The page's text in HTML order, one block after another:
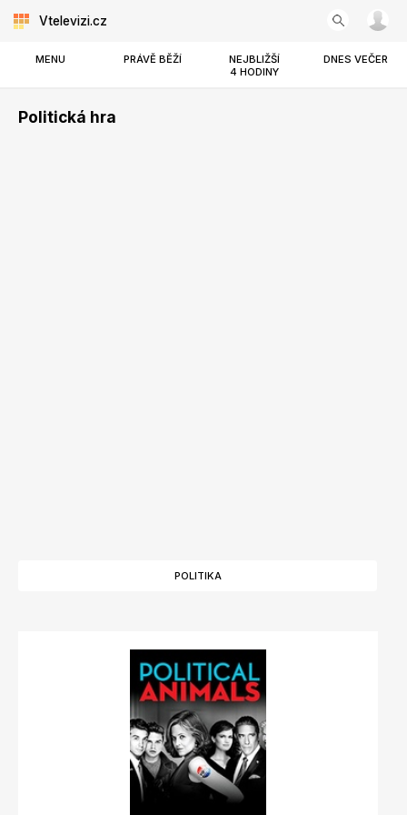
Vtelevizi.cz
MENU PRÁVĚ BĚŽÍ
NEJBLIŽŠÍ
4 HODINY
DNES VEČER
Politická hra
POLITIKA